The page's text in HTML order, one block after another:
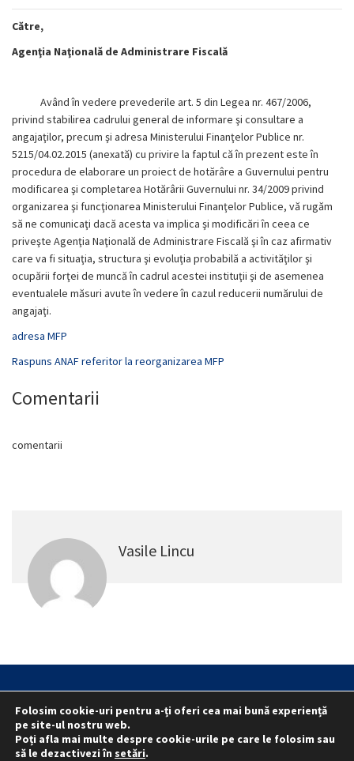
Către,
Agenţia Naţională de Administrare Fiscală
Având în vedere prevederile art. 5 din Legea nr. 467/2006,
privind stabilirea cadrului general de informare şi consultare a
angajaţilor, precum şi adresa Ministerului Finanţelor Publice nr.
5215/04.02.2015 (anexată) cu privire la faptul că în prezent este în
procedura de elaborare un proiect de hotărâre a Guvernului pentru
modificarea şi completarea Hotărârii Guvernului nr. 34/2009 privind
organizarea şi funcţionarea Ministerului Finanţelor Publice, vă rugăm
să ne comunicaţi dacă acesta va implica şi modificări în ceea ce
priveşte Agenţia Naţională de Administrare Fiscală şi în caz afirmativ
care va fi situaţia, structura şi evoluţia probabilă a activităţilor şi
ocupării forţei de muncă în cadrul acestei instituţii şi de asemenea
eventualele măsuri avute în vedere în cazul reducerii numărului de
angajaţi.
adresa MFP
Raspuns ANAF referitor la reorganizarea MFP
Comentarii
comentarii
Vasile Lincu
Statut
Reprezentativitate M.A.I.
Reprezentativitate I.G.P.R. și I.P.J.-uri
Politica folosirii cookie-urilor
Politica de confidențialitate
Folosim cookie-uri pentru a-ți oferi cea mai bună experiență
pe site-ul nostru web.
Poți afla mai multe despre cookie-urile pe care le folosim sau
să le dezactivezi în setări.